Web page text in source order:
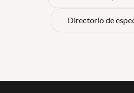
Directorio de